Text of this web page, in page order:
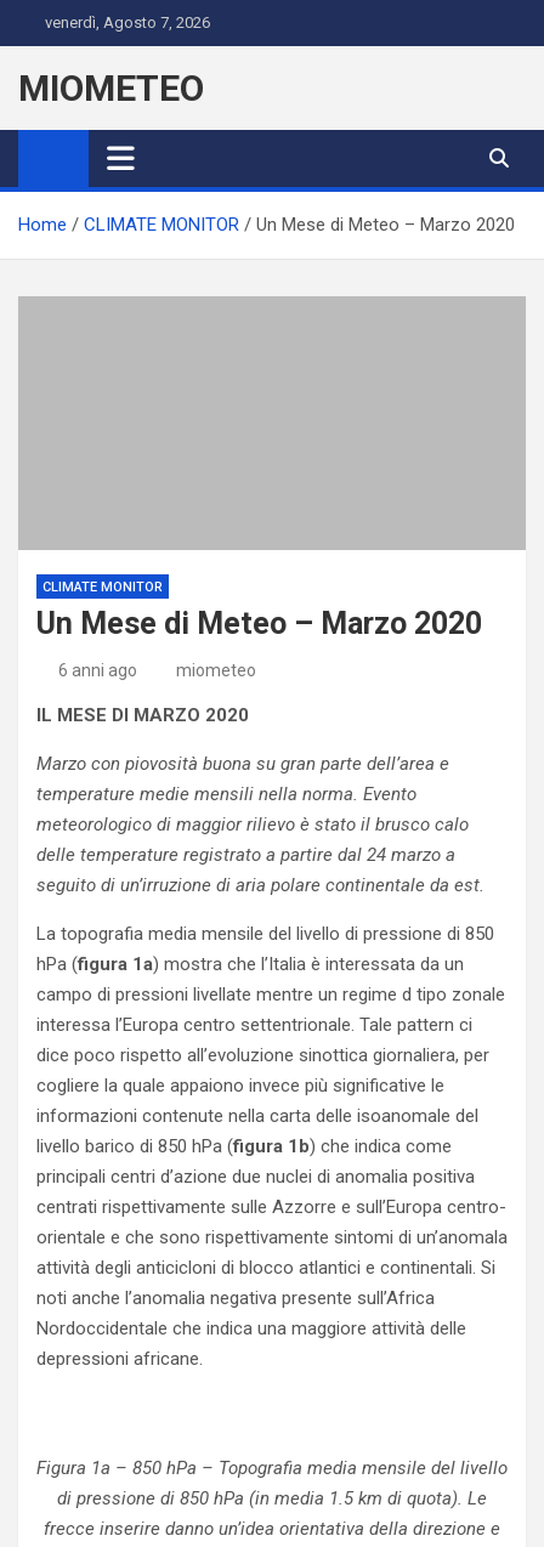
to
content
venerdì, Agosto 7, 2026
MIOMETEO
Home CLIMATE MONITOR Un Mese di Meteo – Marzo 2020
CLIMATE MONITOR
Un Mese di Meteo – Marzo 2020
6 anni ago miometeo
IL MESE DI MARZO 2020
Marzo con piovosità buona su gran parte dell’area e
temperature medie mensili nella norma. Evento
meteorologico di maggior rilievo è stato il brusco calo
delle temperature registrato a partire dal 24 marzo a
seguito di un’irruzione di aria polare continentale da est.
La topografia media mensile del livello di pressione di 850
hPa (figura 1a) mostra che l’Italia è interessata da un
campo di pressioni livellate mentre un regime d tipo zonale
interessa l’Europa centro settentrionale. Tale pattern ci
dice poco rispetto all’evoluzione sinottica giornaliera, per
cogliere la quale appaiono invece più significative le
informazioni contenute nella carta delle isoanomale del
livello barico di 850 hPa (figura 1b) che indica come
principali centri d’azione due nuclei di anomalia positiva
centrati rispettivamente sulle Azzorre e sull’Europa centro-
orientale e che sono rispettivamente sintomi di un’anomala
attività degli anticicloni di blocco atlantici e continentali. Si
noti anche l’anomalia negativa presente sull’Africa
Nordoccidentale che indica una maggiore attività delle
depressioni africane.
Figura 1a – 850 hPa – Topografia media mensile del livello
di pressione di 850 hPa (in media 1.5 km di quota). Le
frecce inserire danno un’idea orientativa della direzione e